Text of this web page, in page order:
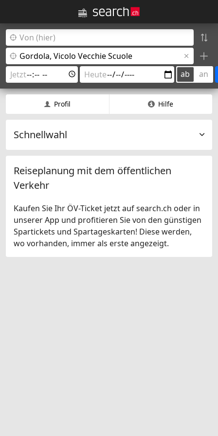
ab an
Profil Hilfe
Schnellwahl
Reiseplanung mit dem öffentlichen
Verkehr
Kaufen Sie Ihr ÖV-Ticket jetzt auf search.ch oder in
unserer App und profitieren Sie von den günstigen
Spartickets und Spartageskarten! Diese werden,
wo vorhanden, immer als erste angezeigt.